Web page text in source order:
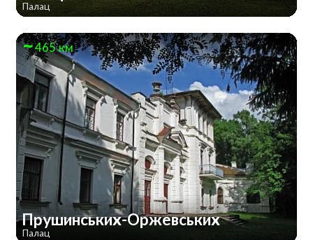
Палац
465 км
Прушинських-Оржевських
Палац